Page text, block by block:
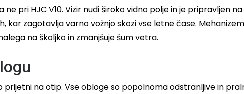
pri HJC V10. Vizir nudi široko vidno polje in je pripravljen na
kar zagotavlja varno vožnjo skozi vse letne čase.
na školjko in zmanjšuje šum vetra.
na otip. Vse obloge so popolnoma odstranljive in